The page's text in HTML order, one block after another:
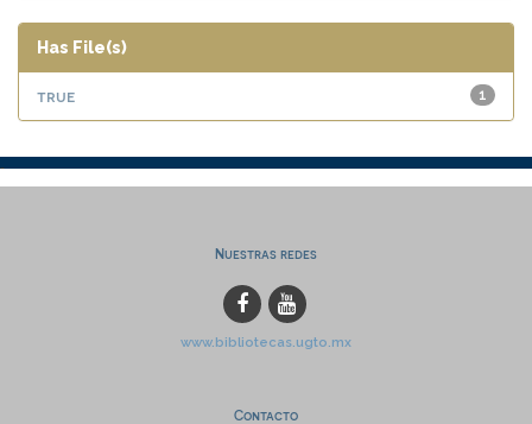
Has File(s)
1
true
Nuestras redes
www.bibliotecas.ugto.mx
Contacto